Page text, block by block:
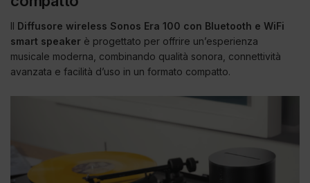
Il Diffusore wireless Sonos Era 100 con Bluetooth e WiFi
smart speaker è progettato per offrire un’esperienza
musicale moderna, combinando qualità sonora, connettività
avanzata e facilità d’uso in un formato compatto.